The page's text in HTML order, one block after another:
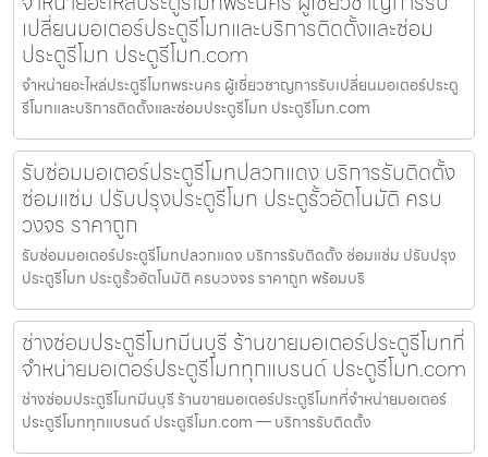
เปลี่ยนมอเตอร์ประตูรีโมทและบริการติดตั้งและซ่อม
ประตูรีโมท ประตูรีโมท.com
จำหน่ายอะไหล่ประตูรีโมทพระนคร ผู้เชี่ยวชาญการรับเปลี่ยนมอเตอร์ประตู
รีโมทและบริการติดตั้งและซ่อมประตูรีโมท ประตูรีโมท.com
รับซ่อมมอเตอร์ประตูรีโมทปลวกแดง บริการรับติดตั้ง
ซ่อมแซ่ม ปรับปรุงประตูรีโมท ประตูรั้วอัตโนมัติ ครบ
วงจร ราคาถูก
รับซ่อมมอเตอร์ประตูรีโมทปลวกแดง บริการรับติดตั้ง ซ่อมแซ่ม ปรับปรุง
ประตูรีโมท ประตูรั้วอัตโนมัติ ครบวงจร ราคาถูก พร้อมบริ
ช่างซ่อมประตูรีโมทมีนบุรี ร้านขายมอเตอร์ประตูรีโมทที่
จำหน่ายมอเตอร์ประตูรีโมททุกแบรนด์ ประตูรีโมท.com
ช่างซ่อมประตูรีโมทมีนบุรี ร้านขายมอเตอร์ประตูรีโมทที่จำหน่ายมอเตอร์
ประตูรีโมททุกแบรนด์ ประตูรีโมท.com — บริการรับติดตั้ง